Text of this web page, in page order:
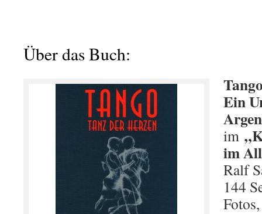
Über das Buch:
Ein
im
im
Ralf
144
Fotos,